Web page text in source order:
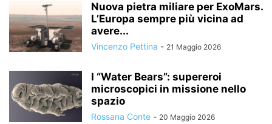
Nuova pietra miliare per ExoMars.
L’Europa sempre più vicina ad
avere...
Vincenzo Pettina - 21 Maggio 2026
I “Water Bears”: supereroi
microscopici in missione nello
spazio
Rossana Conte - 20 Maggio 2026